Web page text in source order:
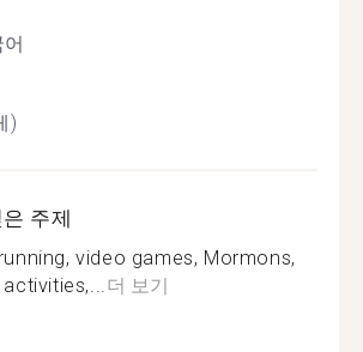
)
주제
video games, Mormons,
더 보기